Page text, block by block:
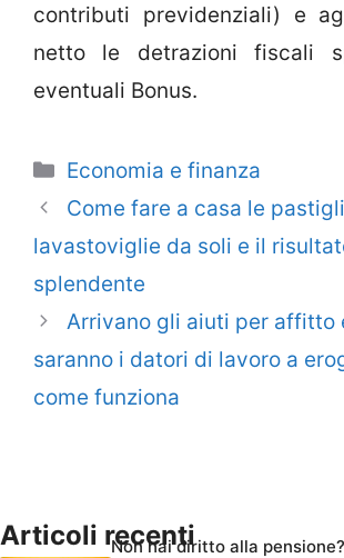
contributi previdenziali) e
netto le detrazioni fiscali
eventuali Bonus.
Categorie
Economia e finanza
Come fare a casa le
lavastoviglie da soli e il
splendente
Arrivano gli aiuti per affitto
saranno i datori di lavoro a
come funziona
Articoli recentiNon hai diritto alla pensione?